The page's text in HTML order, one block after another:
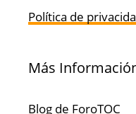
Política de
Más
Blog de ForoTOC